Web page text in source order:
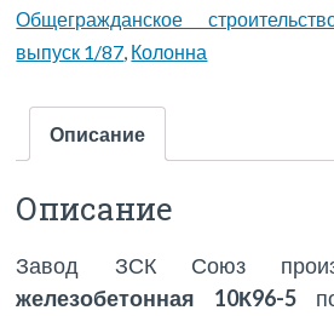
Общегражданское
выпуск 1/87, Колонна
Описание
Описание
Завод ЗСК Союз
железобетонная 10К96-5